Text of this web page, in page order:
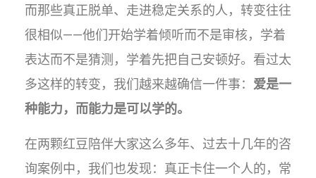
而那些真正脱单、走进稳定关系的人，转变往往
很相似——他们开始学着倾听而不是审核，学着
表达而不是猜测，学着先把自己安顿好。看过太
多这样的转变，我们越来越确信一件事： 爱是一
种能力，而能力是可以学的。
在两颗红豆陪伴大家这么多年、过去十几年的咨
询案例中，我们也发现：真正卡住一个人的，常